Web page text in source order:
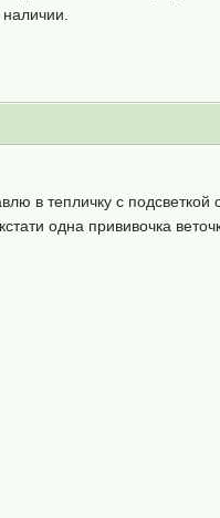
в тепличку с подсветкой
одна прививочка